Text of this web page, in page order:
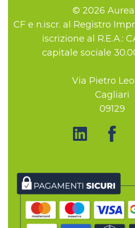
© 2026 Aurea
CF e n.iscr. al Registro
iscrizione al R.E.A.:
capitale sociale
Via Pietro
Cagliari
09129